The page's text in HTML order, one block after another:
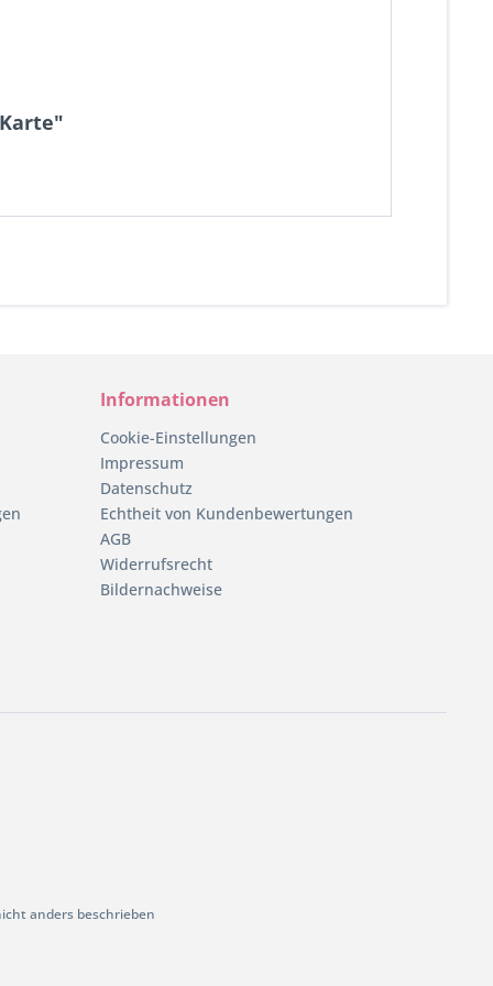
Informationen
Cookie-Einstellungen
Impressum
Datenschutz
Echtheit von Kundenbewertungen
AGB
Widerrufsrecht
Bildernachweise
anders beschrieben